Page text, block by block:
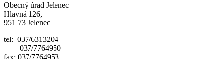
Obecný úrad Jelenec
Hlavná 126,
951 73 Jelenec
tel: 037/6313204
037/7764950
fax: 037/7764953